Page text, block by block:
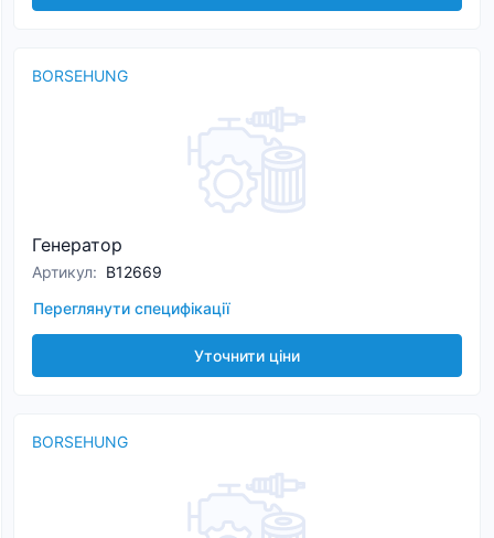
BORSEHUNG
Генератор
Артикул: B12669
Переглянути специфікації
Уточнити ціни
BORSEHUNG